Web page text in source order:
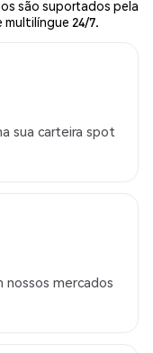
são suportados pela
24/7.
sua carteira spot
nossos mercados